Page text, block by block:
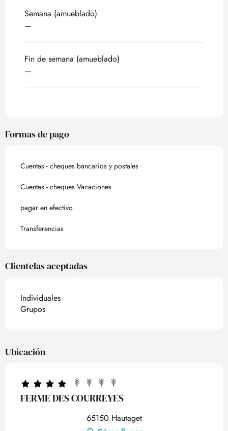
Semana (amueblado)
—
Fin de semana (amueblado)
—
Formas de pago
Cuentas - cheques bancarios y postales
Cuentas - cheques Vacaciones
pagar en efectivo
Transferencias
Clientelas aceptadas
Individuales
Grupos
Ubicación
FERME DES COURREYES
65150 Hautaget